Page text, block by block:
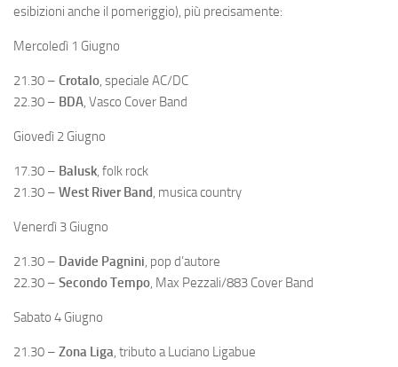
esibizioni anche il pomeriggio), più precisamente:
Mercoledì 1 Giugno
21.30 – Crotalo, speciale AC/DC
22.30 – BDA, Vasco Cover Band
Giovedì 2 Giugno
17.30 – Balusk, folk rock
21.30 – West River Band, musica country
Venerdì 3 Giugno
21.30 – Davide Pagnini, pop d’autore
22.30 – Secondo Tempo, Max Pezzali/883 Cover Band
Sabato 4 Giugno
21.30 – Zona Liga, tributo a Luciano Ligabue